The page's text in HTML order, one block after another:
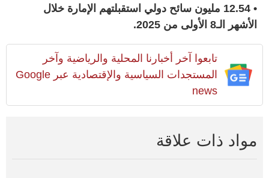
• 12.54 مليون سائح دولي استقبلتهم الإمارة خلال
الأشهر الـ8 الأولى من 2025.
تابعوا آخر أخبارنا المحلية والرياضية وآخر
المستجدات السياسية والإقتصادية عبر Google
news
مواد ذات علاقة